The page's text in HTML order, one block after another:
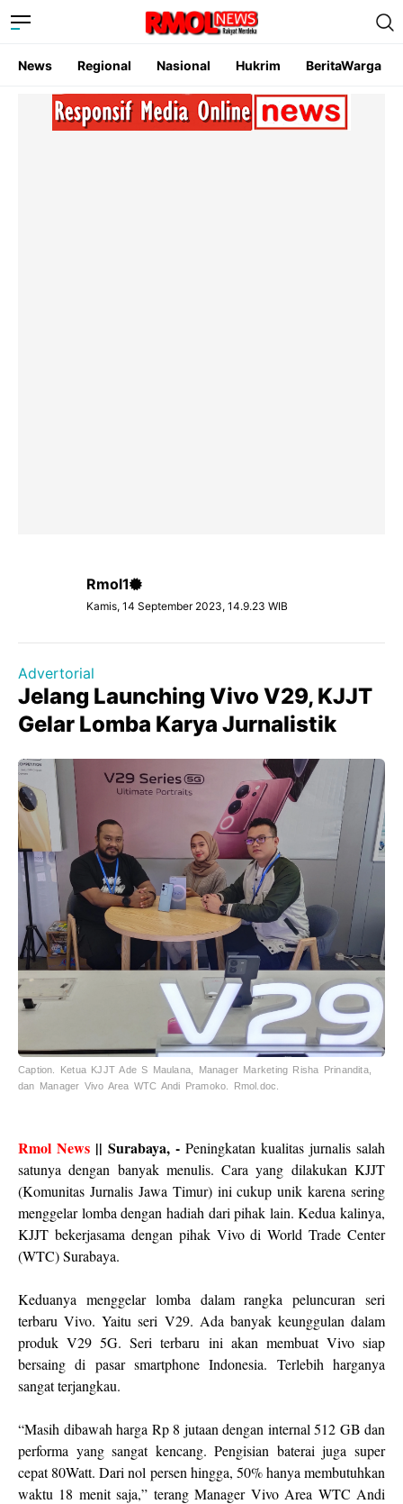
News Regional Nasional Hukrim BeritaWarga
Rmol1
Kamis, 14 September 2023, 14.9.23 WIB
Advertorial
Jelang Launching Vivo V29, KJJT
Gelar Lomba Karya Jurnalistik
Caption. Ketua KJJT Ade S Maulana, Manager Marketing Risha Prinandita,
dan Manager Vivo Area WTC Andi Pramoko. Rmol.doc.
Rmol News|| Surabaya, -Peningkatan kualitas jurnalis salah
satunya dengan banyak menulis. Cara yang dilakukan KJJT
(Komunitas Jurnalis Jawa Timur) ini cukup unik karena sering
menggelar lomba dengan hadiah dari pihak lain. Kedua kalinya,
KJJT bekerjasama dengan pihak Vivo di World Trade Center
(WTC) Surabaya.
Keduanya menggelar lomba dalam rangka peluncuran seri
terbaru Vivo. Yaitu seri V29. Ada banyak keunggulan dalam
produk V29 5G. Seri terbaru ini akan membuat Vivo siap
bersaing di pasar smartphone Indonesia. Terlebih harganya
sangat terjangkau.
“Masih dibawah harga Rp 8 jutaan dengan internal 512 GB dan
performa yang sangat kencang. Pengisian baterai juga super
cepat 80Watt. Dari nol persen hingga, 50% hanya membutuhkan
waktu 18 menit saja,” terang Manager Vivo Area WTC Andi